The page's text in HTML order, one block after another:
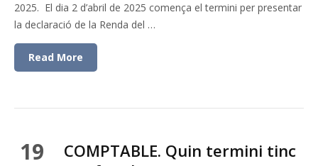
2025. El dia 2 d’abril de 2025 comença el termini per presentar
la declaració de la Renda del …
Read More
19
COMPTABLE. Quin termini tinc